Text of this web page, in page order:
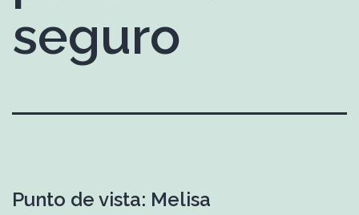
seguro
Punto de vista: Melisa